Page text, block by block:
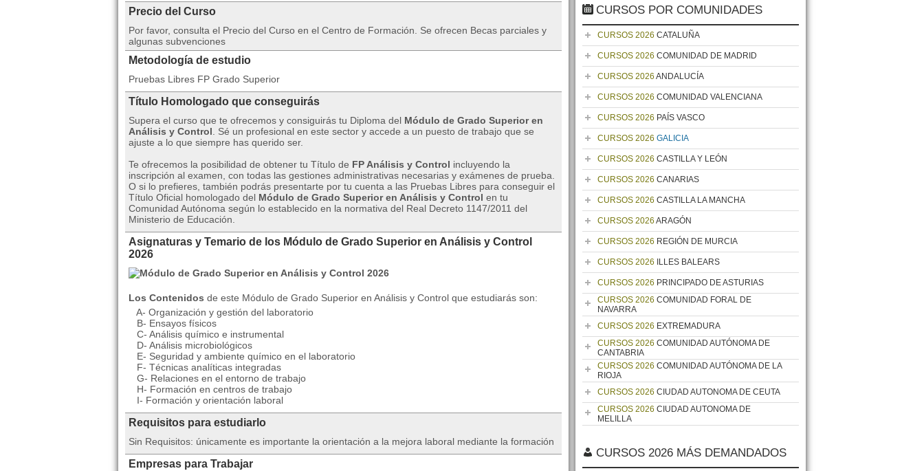
Precio del Curso
Por favor, consulta el Precio del Curso en el Centro de Formación. Se ofrecen Becas parciales y
algunas subvenciones
Metodología de estudio
Pruebas Libres FP Grado Superior
Título Homologado que conseguirás
Supera el curso que te ofrecemos y consiguirás tu Diploma del Módulo de Grado Superior en
Análisis y Control . Sé un profesional en este sector y accede a un puesto de trabajo que se
ajuste a lo que siempre has querido ser.
Te ofrecemos la posibilidad de obtener tu Título de FP Análisis y Control incluyendo la
inscripción al examen, con todas las gestiones administrativas necesarias y exámenes de prueba.
O si lo prefieres, también podrás presentarte por tu cuenta a las Pruebas Libres para conseguir el
Título Oficial homologado del Módulo de Grado Superior en Análisis y Control en tu
Comunidad Autónoma según lo establecido en la normativa del Real Decreto 1147/2011 del
Ministerio de Educación.
Asignaturas y Temario de los Módulo de Grado Superior en Análisis y Control
2026
Los Contenidos de este Módulo de Grado Superior en Análisis y Control que estudiarás son:
A- Organización y gestión del laboratorio
B- Ensayos físicos
C- Análisis químico e instrumental
D- Análisis microbiológicos
E- Seguridad y ambiente químico en el laboratorio
F- Técnicas analíticas integradas
G- Relaciones en el entorno de trabajo
H- Formación en centros de trabajo
I- Formación y orientación laboral
Requisitos para estudiarlo
Sin Requisitos: únicamente es importante la orientación a la mejora laboral mediante la formación
Empresas para Trabajar
CURSOS POR COMUNIDADES
CURSOS 2026 CATALUÑA
CURSOS 2026 COMUNIDAD DE MADRID
CURSOS 2026 ANDALUCÍA
CURSOS 2026 COMUNIDAD VALENCIANA
CURSOS 2026 PAÍS VASCO
CURSOS 2026 GALICIA
CURSOS 2026 CASTILLA Y LEÓN
CURSOS 2026 CANARIAS
CURSOS 2026 CASTILLA LA MANCHA
CURSOS 2026 ARAGÓN
CURSOS 2026 REGIÓN DE MURCIA
CURSOS 2026 ILLES BALEARS
CURSOS 2026 PRINCIPADO DE ASTURIAS
CURSOS 2026 COMUNIDAD FORAL DE
NAVARRA
CURSOS 2026 EXTREMADURA
CURSOS 2026 COMUNIDAD AUTÓNOMA DE
CANTABRIA
CURSOS 2026 COMUNIDAD AUTÓNOMA DE LA
RIOJA
CURSOS 2026 CIUDAD AUTONOMA DE CEUTA
CURSOS 2026 CIUDAD AUTONOMA DE
MELILLA
CURSOS 2026 MÁS DEMANDADOS